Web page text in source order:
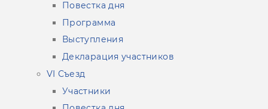
Повестка дня
Программа
Выступления
Декларация участников
VI Съезд
Участники